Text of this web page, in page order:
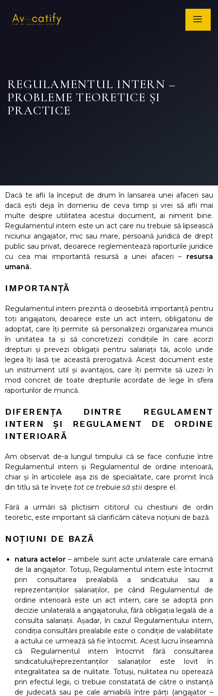
REGULAMENTUL INTERN –
PROBLEME TEORETICE ȘI
PRACTICE
Dacă te afli la început de drum în lansarea unei afaceri sau
dacă ești deja în domeniu de ceva timp și vrei să afli mai
multe despre utilitatea acestui document, ai nimerit bine.
Regulamentul intern este un act care nu trebuie să lipsească
niciunui angajator, mic sau mare, persoană juridică de drept
public sau privat, deoarece reglementează raporturile juridice
cu cea mai importantă resursă a unei afaceri – resursa
umană.
IMPORTANȚĂ
Regulamentul intern prezintă o deosebită importanță pentru
toți angajatorii, deoarece este un act intern, obligatoriu de
adoptat, care îți permite să personalizezi organizarea muncii
în unitatea ta și să concretizezi condițiile în care acorzi
drepturi și prevezi obligații pentru salariații tăi, acolo unde
legea îți lasă ție această prerogativă. Acest document este
un instrument util și avantajos, care îți permite să uzezi în
mod concret de toate drepturile acordate de lege în sfera
raporturilor de muncă.
DIFERENȚA DINTRE REGULAMENT
INTERN ȘI REGULAMENT DE ORDINE
INTERIOARĂ
Am observat de-a lungul timpului că se face confuzie între
Regulamentul intern și Regulamentul de ordine interioară,
chiar și în articolele așa zis de specialitate, care promit încă
din titlu să te învețe tot ce trebuie să știi despre el.
Fără a urmări să plictisim cititorul cu chestiuni de ordin
teoretic, este important să clarificăm câteva noțiuni de bază.
NOȚIUNI DE BAZĂ
natura actelor – ambele sunt acte unilaterale care emană
de la angajator. Totuși, Regulamentul intern este întocmit
prin consultarea prealabilă a sindicatului sau a
reprezentanților salariaților, pe când Regulamentul de
ordine interioară este un act intern, care se adoptă prin
decizie unilaterală a angajatorului, fără obligația legală de a
consulta salariații. Așadar, în cazul Regulamentului intern,
condiția consultării prealabile este o condiție de valabilitate
a actului ce urmează să fie întocmit. Acest lucru înseamnă
că Regulamentul intern întocmit fără consultarea
sindicatului/reprezentanților salariaților este lovit în
integralitatea sa de nulitate. Totuși, nulitatea nu operează
prin efectul legii, ci trebuie constatată de către o instanță
de judecată sau pe cale amiabilă între părți (angajator –